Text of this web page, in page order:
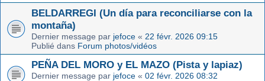
BELDARREGI (Un día para reconciliarse con la
montaña)
Dernier message par jefoce « 22 févr. 2026 09:15
Publié dans Forum photos/vidéos
PEÑA DEL MORO y EL MAZO (Pista y lapiaz)
Dernier message par jefoce « 02 févr. 2026 08:32